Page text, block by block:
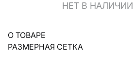
НЕТ В НАЛИЧИИ
О ТОВАРЕ
РАЗМЕРНАЯ СЕТКА